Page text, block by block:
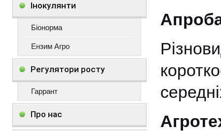
Інокулянти
Біонорма
Ензим Агро
Регулятори росту
Гаррант
Про нас